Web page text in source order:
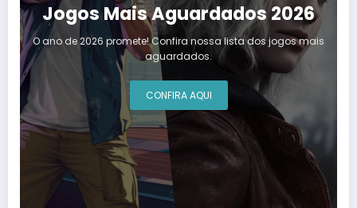
Jogos Mais Aguardados 2026
O ano de 2026 promete! Confira nossa lista dos jogos mais
aguardados.
CONFIRA AQUI